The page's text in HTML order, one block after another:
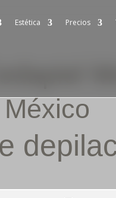
Estética Precios
México